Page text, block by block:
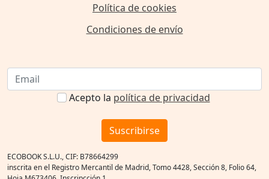
Política de cookies
Condiciones de envío
Acepto la política de privacidad
Suscribirse
ECOBOOK S.L.U., CIF: B78664299
inscrita en el Registro Mercantil de Madrid, Tomo 4428, Sección 8, Folio 64,